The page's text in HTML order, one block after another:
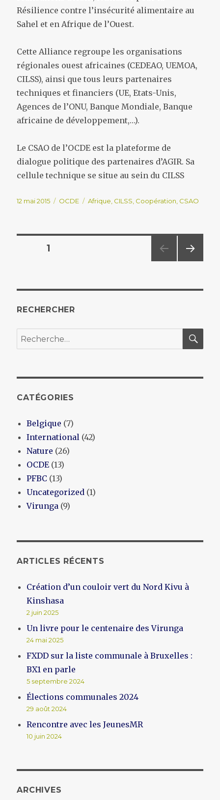
Résilience contre l’insécurité alimentaire au
Sahel et en Afrique de l’Ouest.
Cette Alliance regroupe les organisations
régionales ouest africaines (CEDEAO, UEMOA,
CILSS), ainsi que tous leurs partenaires
techniques et financiers (UE, Etats-Unis,
Agences de l’ONU, Banque Mondiale, Banque
africaine de développement,…).
Le CSAO de l’OCDE est la plateforme de
dialogue politique des partenaires d’AGIR. Sa
cellule technique se situe au sein du CILSS
Publié
12 mai 2015 Catégories
OCDE Étiquettes
Afrique CILSS Coopération CSAO
Navigation
articles
PAGE1
ANT
RECHERCHER
Recherche
pour :
CATÉGORIES
Belgique (7)
International (42)
Nature (26)
OCDE (13)
PFBC (13)
Uncategorized (1)
Virunga (9)
ARTICLES RÉCENTS
Création d’un couloir vert du Nord Kivu à
Kinshasa
2 juin 2025
Un livre pour le centenaire des Virunga
24 mai 2025
FXDD sur la liste communale à Bruxelles :
BX1 en parle
5 septembre 2024
Élections communales 2024
29 août 2024
Rencontre avec les JeunesMR
10 juin 2024
ARCHIVES